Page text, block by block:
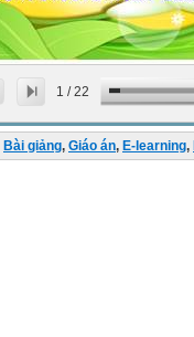
1 /22
Bài giảng, Giáo án, E-learning,